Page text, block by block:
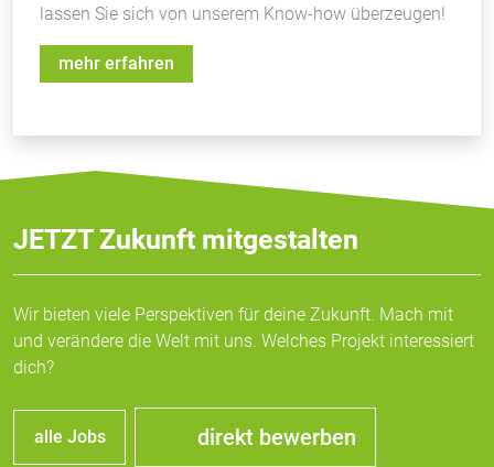
lassen Sie sich von unserem Know-how überzeugen!
mehr erfahren
JETZT Zukunft mitgestalten
Wir bieten viele Perspektiven für deine Zukunft. Mach mit
und verändere die Welt mit uns. Welches Projekt interessiert
dich?
alle Jobs direkt bewerben